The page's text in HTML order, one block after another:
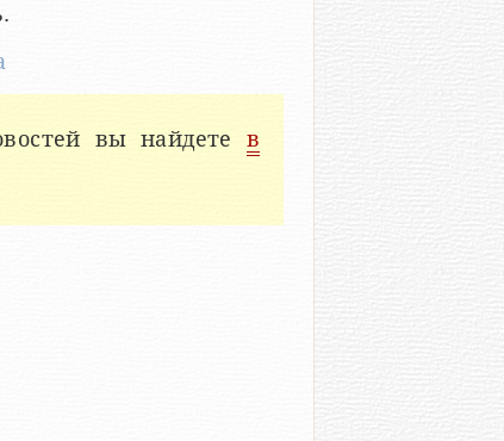
вы найдете в